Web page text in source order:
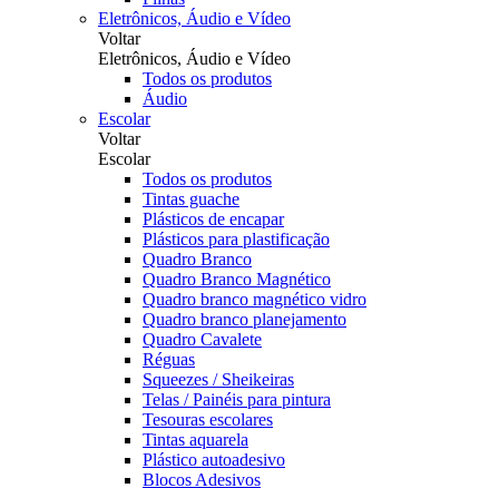
Eletrônicos, Áudio e Vídeo
Voltar
Eletrônicos, Áudio e Vídeo
Todos os produtos
Áudio
Escolar
Voltar
Escolar
Todos os produtos
Tintas guache
Plásticos de encapar
Plásticos para plastificação
Quadro Branco
Quadro Branco Magnético
Quadro branco magnético vidro
Quadro branco planejamento
Quadro Cavalete
Réguas
Squeezes / Sheikeiras
Telas / Painéis para pintura
Tesouras escolares
Tintas aquarela
Plástico autoadesivo
Blocos Adesivos